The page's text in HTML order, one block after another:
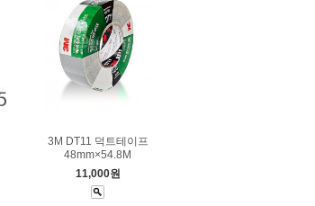
3M DT11 덕트테이프
48mm×54.8M
11,000원